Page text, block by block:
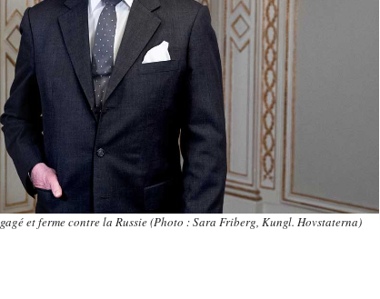
et ferme contre la Russie (Photo : Sara Friberg, Kungl. Hovstaterna)